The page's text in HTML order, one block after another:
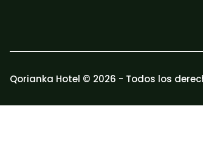
Qorianka Hotel © 2026 - Todos los